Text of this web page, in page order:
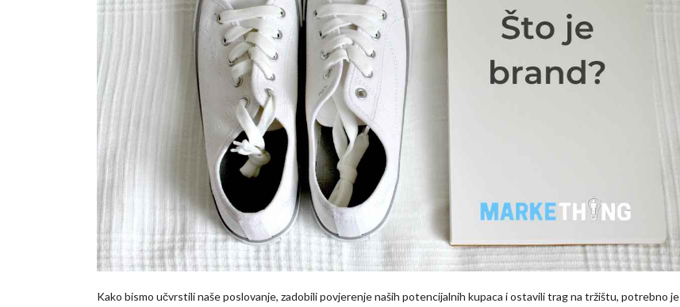
Kako bismo učvrstili naše poslovanje, zadobili povjerenje naših potencijalnih kupaca i ostavili trag na tržištu, potrebno je